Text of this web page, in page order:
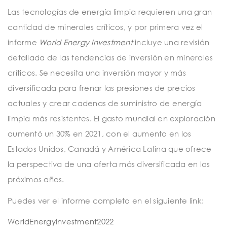
Las tecnologías de energía limpia requieren una gran
cantidad de minerales críticos, y por primera vez el
informe World Energy Investmentincluye una revisión
detallada de las tendencias de inversión en minerales
críticos. Se necesita una inversión mayor y más
diversificada para frenar las presiones de precios
actuales y crear cadenas de suministro de energía
limpia más resistentes. El gasto mundial en exploración
aumentó un 30% en 2021, con el aumento en los
Estados Unidos, Canadá y América Latina que ofrece
la perspectiva de una oferta más diversificada en los
próximos años.
Puedes ver el informe completo en el siguiente link:
WorldEnergyInvestment2022